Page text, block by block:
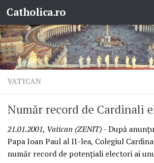
Skip to content
Catholica.ro
VATICAN
Număr record de Cardinali
21.01.2001, Vatican (ZENIT)- După
Papa Ioan Paul al II-lea, Colegiul
număr record de potenţiali electori ai